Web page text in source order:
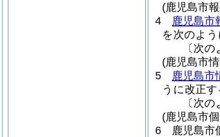
(鹿児島市
4
鹿児島市
を次のよ
〔次
(鹿児島市
5
鹿児島市
うに改正
〔次
(鹿児島市
6
鹿児島市